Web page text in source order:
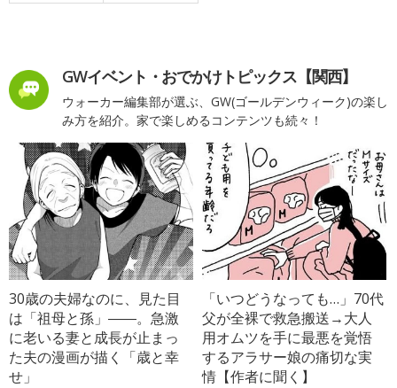
GWイベント・おでかけトピックス【関西】
ウォーカー編集部が選ぶ、GW(ゴールデンウィーク)の楽し
み方を紹介。家で楽しめるコンテンツも続々！
30歳の夫婦なのに、見た目
は「祖母と孫」――。急激
に老いる妻と成長が止まっ
た夫の漫画が描く「歳と幸
せ」
「いつどうなっても…」70代
父が全裸で救急搬送→大人
用オムツを手に最悪を覚悟
するアラサー娘の痛切な実
情【作者に聞く】